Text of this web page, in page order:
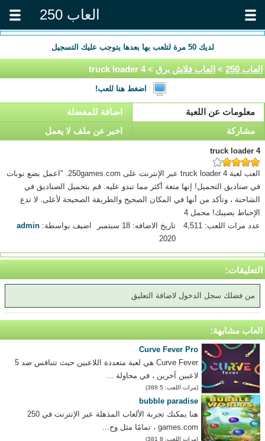
العاب 250
لديك50 مرة لتلعب بها بعدها يتوجب عليك التسجيل
العاب 250 > العاب فلاش برق > truck loader 4
اضغط هنا للعب!
معلومات عن اللعبة
اضافة للمفضلة
مشاركة
اخبر عن ملف لا يعمل
truck loader 4
العب لعبة truck loader 4 عبر الإنترنت على 250games.com. "اعمل بضع نوبات
في صناديق التحميل! إنها متعة أكثر مما تبدو عليه. قم بتحميل الصناديق في
الشاحنة ، وتأكد من أنها في المكان الصحيح والطريقة الصحيحة لأعلى. لا تدع
الإحباط يصيبك! محمل 4
عدد مرات اللعب: 4,511
تاريخ الاضافه: 18 سبتمبر
2020
اضيف بواسطة:admin
التعليقات:
من فضلك سجل الدخول لاضافة التعليق
العاب مشابهة:
Curve Fever Pro
Curve Fever هي لعبة متعددة اللاعبين حيث تتنافس ضد 5
لاعبين آخرين ، في محاولة ...
(مرات اللعب: 5 388)
bubble paradise
هنا يمكنك تجربة الألعاب المذهلة عبر الإنترنت في 250
games.com ، تمامًا مثل وح...
(مرات اللعب: 8 381)